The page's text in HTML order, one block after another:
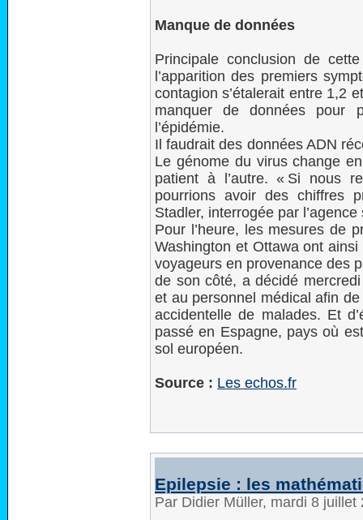
Manque de données
Principale conclusion de
l’apparition des premiers
contagion s’étalerait entre 1,2
manquer de données pour
l’épidémie.
Il faudrait des données ADN
Le génome du virus change
patient à l’autre. « Si nous
pourrions avoir des chiffres
Stadler, interrogée par l’agence
Pour l’heure, les mesures de
Washington et Ottawa ont
voyageurs en provenance des
de son côté, a décidé
et au personnel médical afin
accidentelle de malades. Et
passé en Espagne, pays où
sol européen.
Source : Les echos.fr
Epilepsie : les
Par Didier Müller, mardi 8